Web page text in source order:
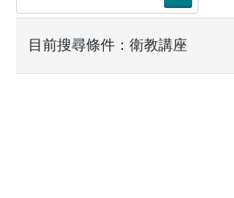
目前搜尋條件：衛教講座